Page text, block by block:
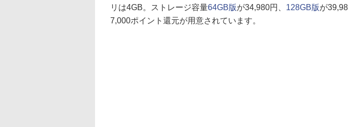
リは4GB。ストレージ容量64GB版が34,980円、 128GB版が
7,000ポイント還元が用意されています。